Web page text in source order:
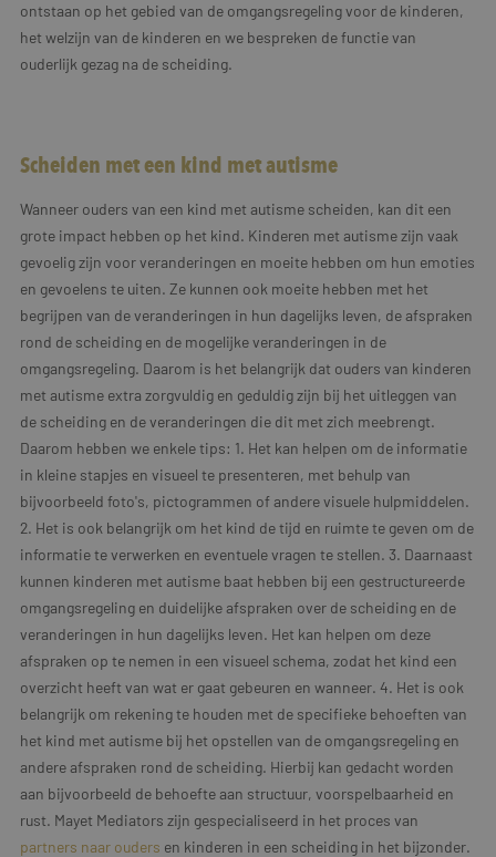
ontstaan op het gebied van de omgangsregeling voor de kinderen,
het welzijn van de kinderen en we bespreken de functie van
ouderlijk gezag na de scheiding.
Scheiden met een kind met autisme
Wanneer ouders van een kind met autisme scheiden, kan dit een
grote impact hebben op het kind. Kinderen met autisme zijn vaak
gevoelig zijn voor veranderingen en moeite hebben om hun emoties
en gevoelens te uiten. Ze kunnen ook moeite hebben met het
begrijpen van de veranderingen in hun dagelijks leven, de afspraken
rond de scheiding en de mogelijke veranderingen in de
omgangsregeling. Daarom is het belangrijk dat ouders van kinderen
met autisme extra zorgvuldig en geduldig zijn bij het uitleggen van
de scheiding en de veranderingen die dit met zich meebrengt.
Daarom hebben we enkele tips: 1. Het kan helpen om de informatie
in kleine stapjes en visueel te presenteren, met behulp van
bijvoorbeeld foto's, pictogrammen of andere visuele hulpmiddelen.
2. Het is ook belangrijk om het kind de tijd en ruimte te geven om de
informatie te verwerken en eventuele vragen te stellen. 3. Daarnaast
kunnen kinderen met autisme baat hebben bij een gestructureerde
omgangsregeling en duidelijke afspraken over de scheiding en de
veranderingen in hun dagelijks leven. Het kan helpen om deze
afspraken op te nemen in een visueel schema, zodat het kind een
overzicht heeft van wat er gaat gebeuren en wanneer. 4. Het is ook
belangrijk om rekening te houden met de specifieke behoeften van
het kind met autisme bij het opstellen van de omgangsregeling en
andere afspraken rond de scheiding. Hierbij kan gedacht worden
aan bijvoorbeeld de behoefte aan structuur, voorspelbaarheid en
rust. Mayet Mediators zijn gespecialiseerd in het proces van
partners naar ouders en kinderen in een scheiding in het bijzonder.